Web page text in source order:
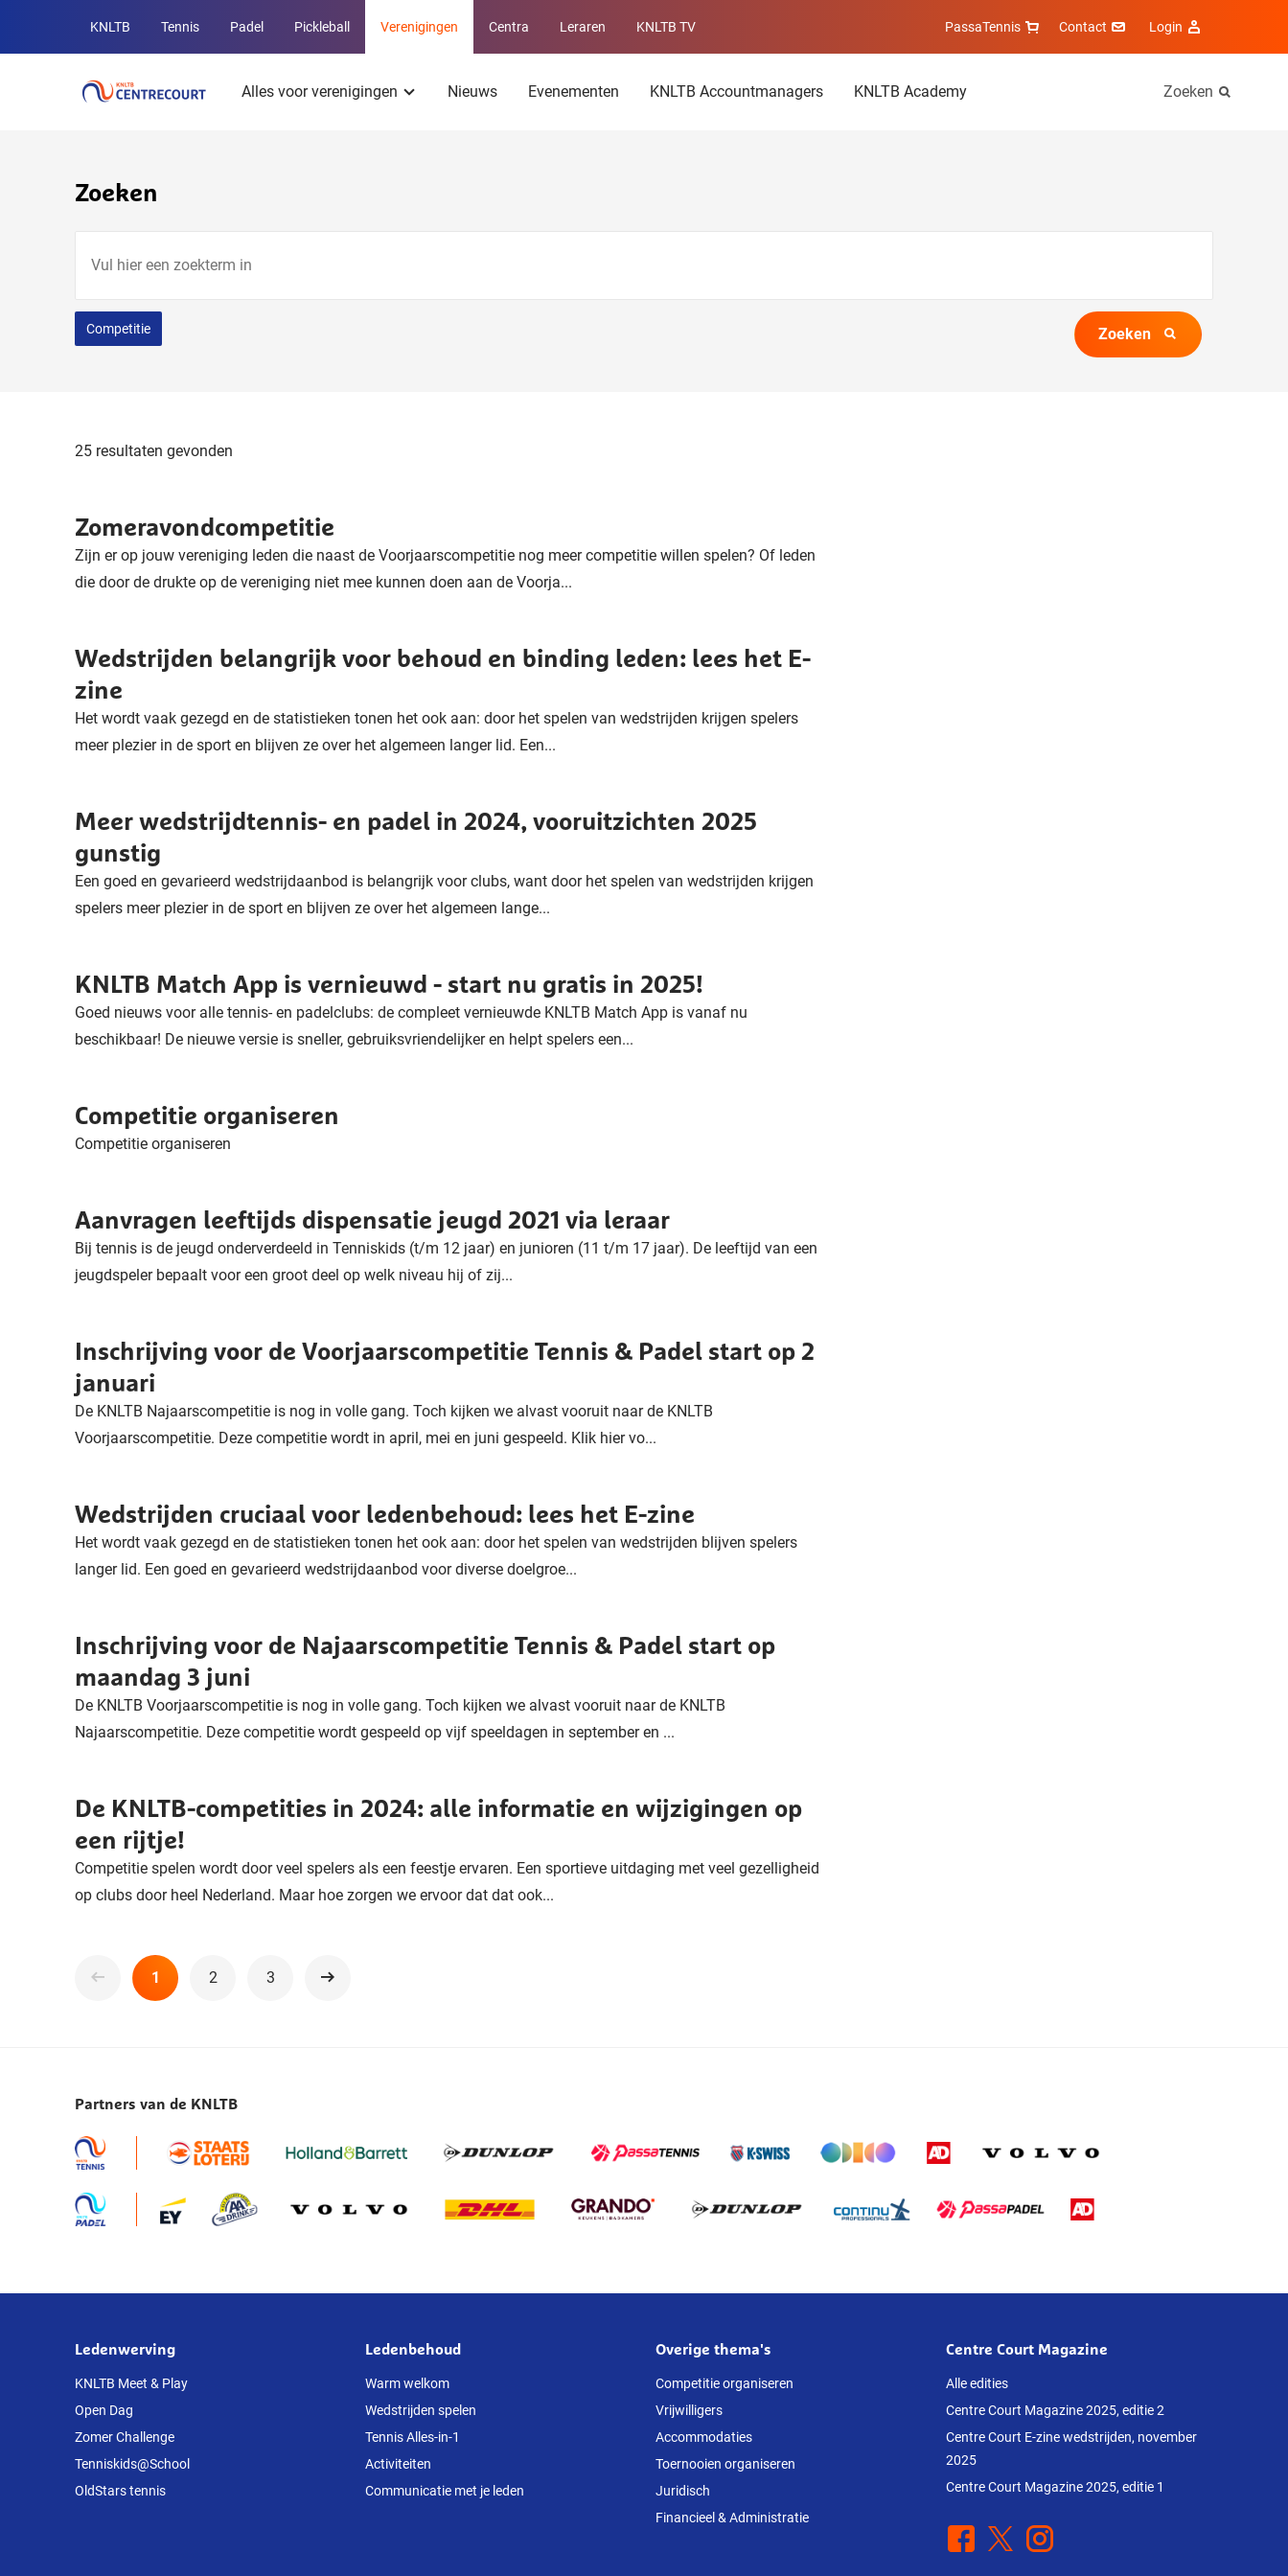
Overige
KNLTB
websites
KNLTB Tennis Padel Pickleball Verenigingen Centra Leraren KNLTB TV PassaTennis Contact Login
Alles voor verenigingen Nieuws Evenementen KNLTB Accountmanagers KNLTB Academy Zoeken
Zoeken
hier
een
zoekterm
in
Zoeken
Competitie
25 resultaten gevonden
Zomeravondcompetitie
Zijn er op jouw vereniging leden die naast de Voorjaarscompetitie nog meer competitie willen spelen? Of leden
die door de drukte op de vereniging niet mee kunnen doen aan de Voorja...
Wedstrijden belangrijk voor behoud en binding leden: lees het E-
zine
Het wordt vaak gezegd en de statistieken tonen het ook aan: door het spelen van wedstrijden krijgen spelers
meer plezier in de sport en blijven ze over het algemeen langer lid. Een...
Meer wedstrijdtennis- en padel in 2024, vooruitzichten 2025
gunstig
Een goed en gevarieerd wedstrijdaanbod is belangrijk voor clubs, want door het spelen van wedstrijden krijgen
spelers meer plezier in de sport en blijven ze over het algemeen lange...
KNLTB Match App is vernieuwd - start nu gratis in 2025!
Goed nieuws voor alle tennis- en padelclubs: de compleet vernieuwde KNLTB Match App is vanaf nu
beschikbaar! De nieuwe versie is sneller, gebruiksvriendelijker en helpt spelers een...
Competitie organiseren
Competitie organiseren
Aanvragen leeftijds dispensatie jeugd 2021 via leraar
Bij tennis is de jeugd onderverdeeld in Tenniskids (t/m 12 jaar) en junioren (11 t/m 17 jaar). De leeftijd van een
jeugdspeler bepaalt voor een groot deel op welk niveau hij of zij...
Inschrijving voor de Voorjaarscompetitie Tennis & Padel start op 2
januari
De KNLTB Najaarscompetitie is nog in volle gang. Toch kijken we alvast vooruit naar de KNLTB
Voorjaarscompetitie. Deze competitie wordt in april, mei en juni gespeeld. Klik hier vo...
Wedstrijden cruciaal voor ledenbehoud: lees het E-zine
Het wordt vaak gezegd en de statistieken tonen het ook aan: door het spelen van wedstrijden blijven spelers
langer lid. Een goed en gevarieerd wedstrijdaanbod voor diverse doelgroe...
Inschrijving voor de Najaarscompetitie Tennis & Padel start op
maandag 3 juni
De KNLTB Voorjaarscompetitie is nog in volle gang. Toch kijken we alvast vooruit naar de KNLTB
Najaarscompetitie. Deze competitie wordt gespeeld op vijf speeldagen in september en ...
De KNLTB-competities in 2024: alle informatie en wijzigingen op
een rijtje!
Competitie spelen wordt door veel spelers als een feestje ervaren. Een sportieve uitdaging met veel gezelligheid
op clubs door heel Nederland. Maar hoe zorgen we ervoor dat dat ook...
1 2 3
Volgende
Partners van de KNLTB
Over
deze
website
Ledenwerving
KNLTB Meet & Play
Open Dag
Zomer Challenge
Tenniskids@School
OldStars tennis
Ledenbehoud
Warm welkom
Wedstrijden spelen
Tennis Alles-in-1
Activiteiten
Communicatie met je leden
Overige thema's
Competitie organiseren
Vrijwilligers
Accommodaties
Toernooien organiseren
Juridisch
Financieel & Administratie
Centre Court Magazine
Alle edities
Centre Court Magazine 2025, editie 2
Centre Court E-zine wedstrijden, november
2025
Centre Court Magazine 2025, editie 1
Facebook
X Instagram